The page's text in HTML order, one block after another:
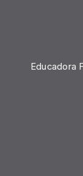
Educadora